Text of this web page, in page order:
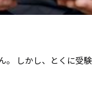
しかし、とくに受